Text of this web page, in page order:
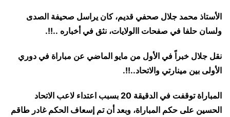
الأستاذ محمد جلال صحفي قديم، كان يراسل صحيفة الصدى
ولسان حلفا في صفحات االولايات، نثق في أخباره ..!!.
نقل جلال خبراً في الأول من مايو الماضي عن مباراة في دوري
الأولى بين مينارتي والاتحاد..!!.
المباراة توقفت في الدقيقة 20 بسبب اعتداء لاعب الاتحاد
الحسين على حكم المباراة، وبعد أن تم إسعاف الحكم غادر طاقم